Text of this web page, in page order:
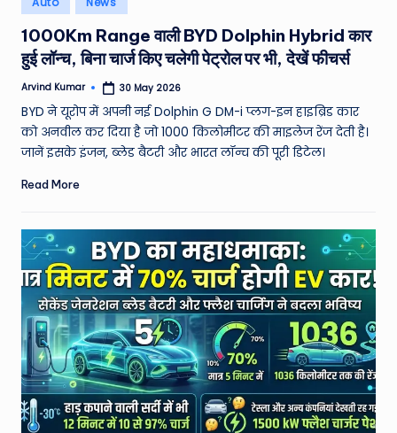
e
a
t
h
er
,
T
c
h
&
M
o
vi
e
in
1000Km Range वाली BYD Dolphin Hybrid कार
हुई लॉन्च, बिना चार्ज किए चलेगी पेट्रोल पर भी, देखें फीचर्स
Posted
Arvind Kumar 30 May 2026
BYD ने यूरोप में अपनी नई Dolphin G DM-i प्लग-इन हाइब्रिड कार
को अनवील कर दिया है जो 1000 किलोमीटर की माइलेज रेंज देती है।
जानें इसके इंजन, ब्लेड बैटरी और भारत लॉन्च की पूरी डिटेल।
Read More